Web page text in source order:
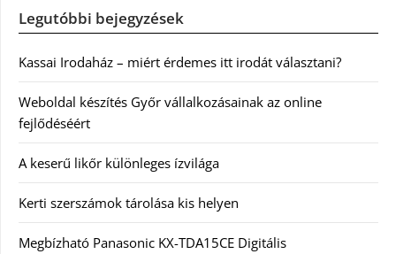
Legutóbbi bejegyzések
Kassai Irodaház – miért érdemes itt irodát választani?
Weboldal készítés Győr vállalkozásainak az online
fejlődéséért
A keserű likőr különleges ízvilága
Kerti szerszámok tárolása kis helyen
Megbízható Panasonic KX-TDA15CE Digitális